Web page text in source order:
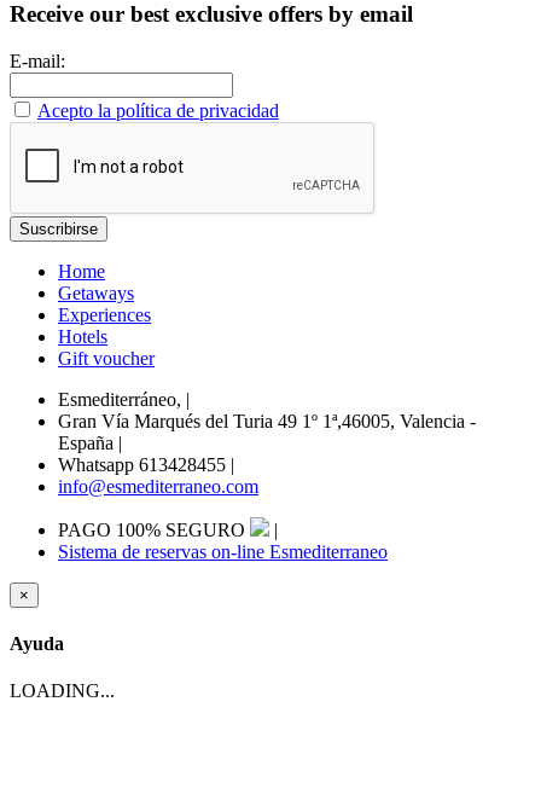
Receive our best exclusive offers by email
E-mail:
Acepto la política de privacidad
Home
Getaways
Experiences
Hotels
Gift voucher
Esmediterráneo, |
Gran Vía Marqués del Turia 49 1º 1ª,46005, Valencia -
España |
Whatsapp 613428455 |
info@esmediterraneo.com
PAGO 100% SEGURO
|
Sistema de reservas on-line Esmediterraneo
×
Ayuda
LOADING...